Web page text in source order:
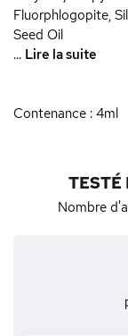
Fluorphlogopite,
Seed Oil
... Lire la suite
Contenance : 4ml
TESTÉ
Nombre